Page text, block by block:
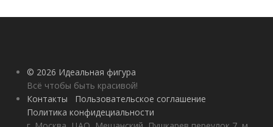
норма и отклонения
© 2026 Идеальная фигура
Всё чтобы быть красивой!
Контакты
Пользовательское соглашение
Политика конфидециальности